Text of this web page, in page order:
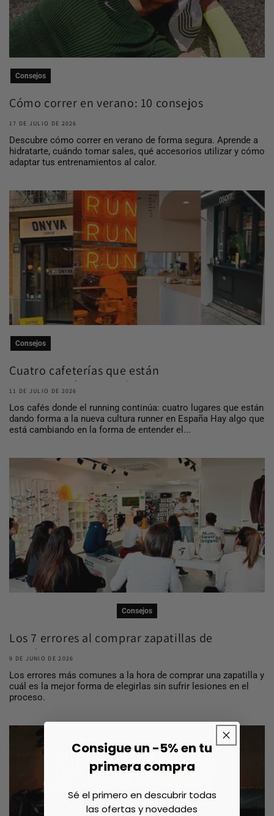
Consejos
Cómo correr en verano: 10 consejos
para entrena...
17 DE JULIO DE 2026
Descubre cómo correr en verano de forma segura. Aprende a
hidratarte, cuándo tomar sales, qué accesorios utilizar y cómo
adaptar tus entrenamientos al calor.
Consejos
Cuatro cafeterías que están
construyendo comuni...
11 DE JULIO DE 2026
Los cafés donde el running continúa: cuatro lugares que están
dando forma a la nueva cultura runner en España Hay algo que
está cambiando en la forma de entender el...
Consejos
Los 7 errores al comprar zapatillas de
running ...
9 DE JUNIO DE 2026
Los errores más comunes a la hora de comprar una zapatilla y
cuál es la mejor forma de elegirlas sin sufrir lesiones en el
proceso.
Consigue un -5% en tu
primera compra
Sé el primero en descubrir todas
las ofertas y novedades